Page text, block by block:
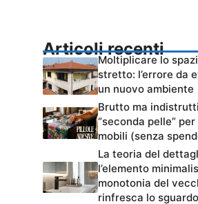
Articoli recenti
Moltiplicare lo
stretto: l’errore da
un nuovo ambiente
Brutto ma
“seconda pelle”
mobili (senza
La teoria del
l’elemento
monotonia del
rinfresca lo